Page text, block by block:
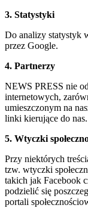
3. Statystyki
Do analizy statystyk
przez Google.
4. Partnerzy
NEWS PRESS nie
internetowych,
umieszczonym na
linki kierujące do nas.
5. Wtyczki
Przy niektórych
tzw. wtyczki
takich jak Facebook
podzielić się
portali